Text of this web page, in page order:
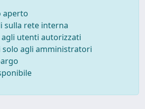
aperto
sulla rete interna
utenti autorizzati
agli amministratori